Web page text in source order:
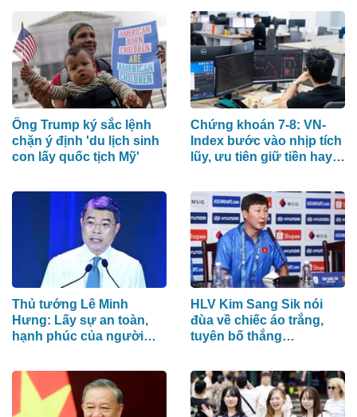
Ông Trump ký sắc lệnh
chặn ý định 'du lịch sinh
con lấy quốc tịch Mỹ'
Chứng khoán 7-8: VN-
Index bước vào nhịp tích
lũy, ưu tiên giữ tiền hay
Thủ tướng Lê Minh
Hưng: Lấy sự an toàn,
hạnh phúc của người
ninh mạng
HLV Kim Sang Sik nói
đùa về chiếc áo trắng,
tuyên bố thắng
hình mạnh nhất